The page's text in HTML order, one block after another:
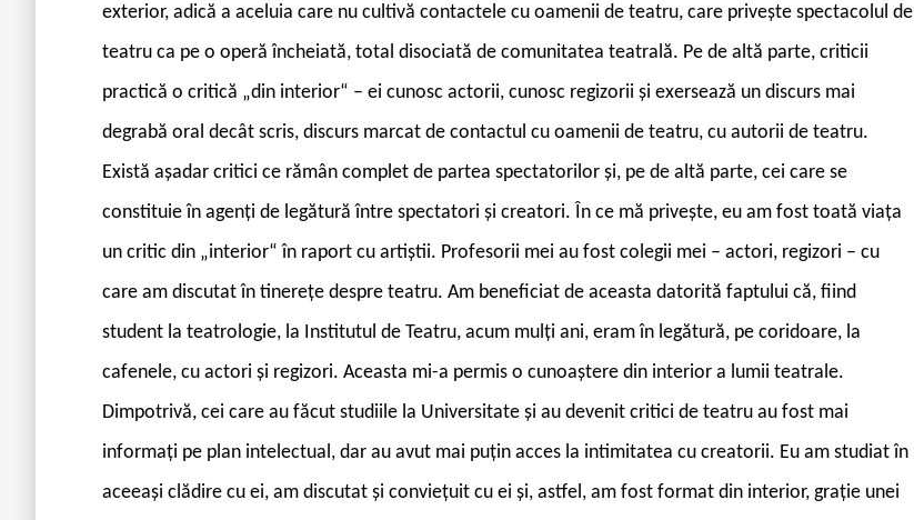
exterior, adică a aceluia care nu cultivă contactele cu oamenii de teatru, care privește spectacolul de
teatru ca pe o operă încheiată, total disociată de comunitatea teatrală. Pe de altă parte, criticii
practică o critică „din interior“ – ei cunosc actorii, cunosc regizorii și exersează un discurs mai
degrabă oral decât scris, discurs marcat de contactul cu oamenii de teatru, cu autorii de teatru.
Există așadar critici ce rămân complet de partea spectatorilor și, pe de altă parte, cei care se
constituie în agenți de legătură între spectatori și creatori. În ce mă privește, eu am fost toată viața
un critic din „interior“ în raport cu artiștii. Profesorii mei au fost colegii mei – actori, regizori – cu
care am discutat în tinerețe despre teatru. Am beneficiat de aceasta datorită faptului că, fiind
student la teatrologie, la Institutul de Teatru, acum mulți ani, eram în legătură, pe coridoare, la
cafenele, cu actori și regizori. Aceasta mi-a permis o cunoaștere din interior a lumii teatrale.
Dimpotrivă, cei care au făcut studiile la Universitate și au devenit critici de teatru au fost mai
informați pe plan intelectual, dar au avut mai puțin acces la intimitatea cu creatorii. Eu am studiat în
aceeași clădire cu ei, am discutat și conviețuit cu ei și, astfel, am fost format din interior, grație unei